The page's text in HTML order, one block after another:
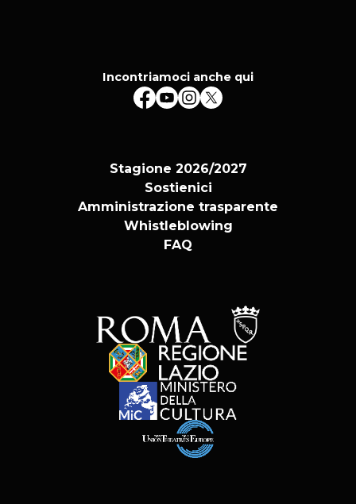
Incontriamoci anche qui
Stagione 2026/2027
Sostienici
Amministrazione trasparente
Whistleblowing
FAQ